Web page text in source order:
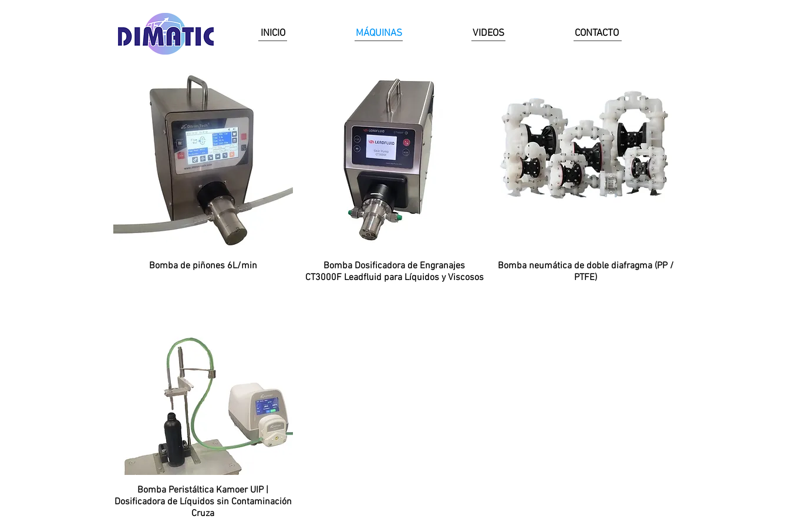
INICIO MÁQUINAS VIDEOS CONTACTO
Vista rápida
Bomba de piñones 6L/min Vista rápida
Bomba Dosificadora de Engranajes
CT3000F Leadfluid para Líquidos y Viscosos
Vista rápida
Bomba neumática de doble diafragma (PP /
PTFE)
Vista rápida
Bomba Peristáltica Kamoer UIP |
Dosificadora de Líquidos sin Contaminación
Cruza